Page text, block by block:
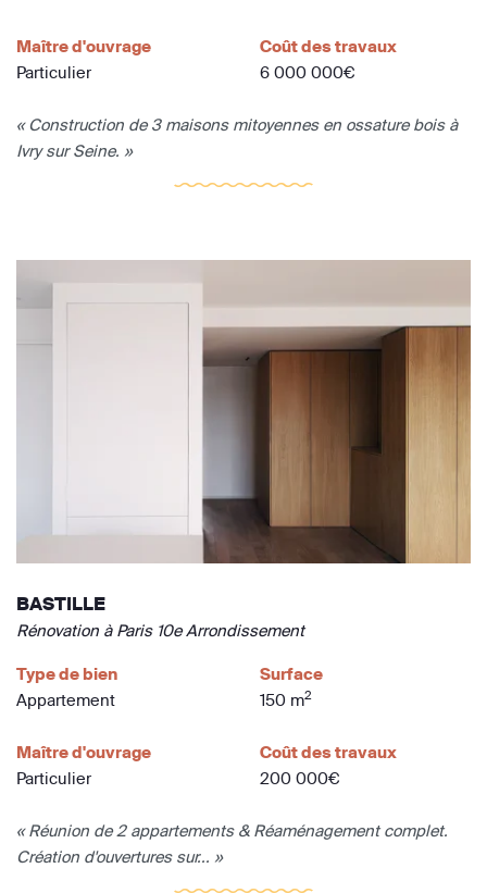
Maître d'ouvrage
Particulier
Coût des travaux
6 000 000€
« Construction de 3 maisons mitoyennes en ossature bois à
Ivry sur Seine. »
BASTILLE
Rénovation à Paris 10e Arrondissement
Type de bien
Appartement
Surface
150 m2
Maître d'ouvrage
Particulier
Coût des travaux
200 000€
« Réunion de 2 appartements & Réaménagement complet.
Création d'ouvertures sur... »